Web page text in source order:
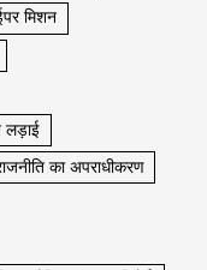
मिशन
लड़ाई
का अपराधीकरण